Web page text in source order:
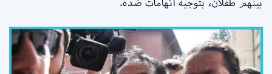
بينهم طفلان، بتوجيه اتهامات ضده.